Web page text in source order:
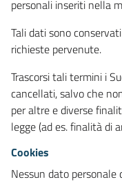
personali inseriti nella
Tali dati sono
richieste pervenute.
Trascorsi tali termini i
cancellati, salvo che
per altre e diverse
legge (ad es. finalità di
Cookies
Nessun dato